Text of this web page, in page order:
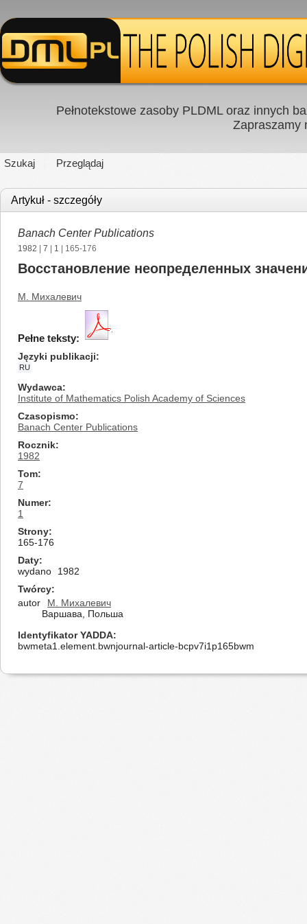
Pełnotekstowe zasoby PLDML oraz innych
Zapraszamy
Szukaj Przeglądaj
Artykuł - szczegóły
Banach Center Publications
1982 7 1 | 165-176
Восстановление неопределенных
М. Михалевич
Pełne teksty:
Języki publikacji
RU
Wydawca
Institute of Mathematics Polish Academy of Sciences
Czasopismo
Banach Center Publications
Rocznik
1982
Tom
7
Numer
1
Strony
165-176
Daty
wydano
1982
Twórcy
autor
М. Михалевич
Варшава, Польша
Identyfikator YADDA
bwmeta1.element.bwnjournal-article-bcpv7i1p165bwm